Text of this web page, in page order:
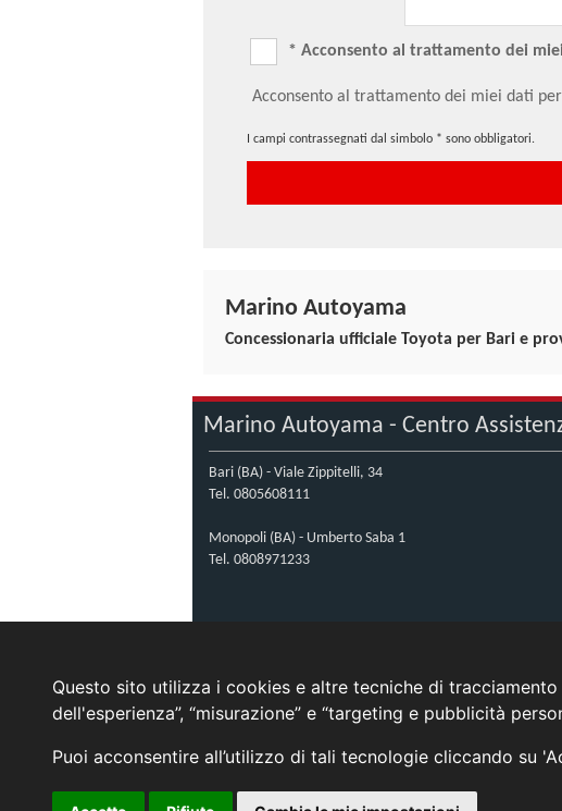
Questo sito utilizza i cookies e altre tecniche di tracciamento
dell'esperienza”, “misurazione” e “targeting e pubblicità
Puoi acconsentire all’utilizzo di tali tecnologie cliccando su
* Acconsento al trattamento dei
Acconsento al trattamento dei miei dati
I campi contrassegnati dal simbolo * sono obbligatori.
Marino Autoyama
Concessionaria ufficiale Toyota per Bari e
Marino Autoyama - Centro
Bari (BA) - Viale Zippitelli, 34
Tel. 0805608111
Monopoli (BA) - Umberto Saba 1
Tel. 0808971233